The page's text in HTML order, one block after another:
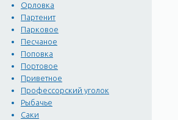
Орловка
Партенит
Парковое
Песчаное
Поповка
Портовое
Приветное
Профессорский уголок
Рыбачье
Саки